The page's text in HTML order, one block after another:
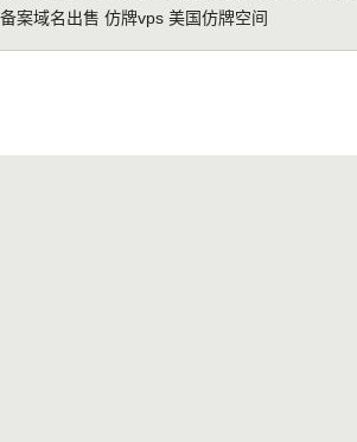
备案域名出售 仿牌vps 美国仿牌空间